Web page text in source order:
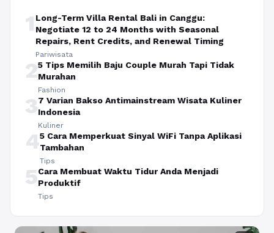
1 Long-Term Villa Rental Bali in Canggu:
Negotiate 12 to 24 Months with Seasonal
Repairs, Rent Credits, and Renewal Timing
Pariwisata
25 Tips Memilih Baju Couple Murah Tapi Tidak
Murahan
Fashion
37 Varian Bakso Antimainstream Wisata Kuliner
Indonesia
Kuliner
45 Cara Memperkuat Sinyal WiFi Tanpa Aplikasi
Tambahan
Tips
5Cara Membuat Waktu Tidur Anda Menjadi
Produktif
Tips